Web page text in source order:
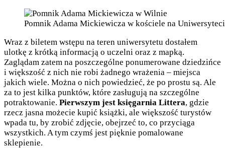
Pomnik Adama Mickiewicza w kościele na
Wraz z biletem wstępu na teren uniwersytetu dostałem
ulotkę z krótką informacją o uczelni oraz z mapką.
Zaglądam zatem na poszczególne ponumerowane dziedzińce
i większość z nich nie robi żadnego wrażenia – miejsca
jakich wiele. Można o nich powiedzieć, że po prostu są. Ale
za to jest kilka punktów, które zasługują na szczególne
potraktowanie. Pierwszym jest księgarnia Littera, gdzie
rzecz jasna możecie kupić książki, ale większość turystów
wpada tu, by zrobić zdjęcie, obejrzeć to, co przyciąga
wszystkich. A tym czymś jest pięknie pomalowane
sklepienie.